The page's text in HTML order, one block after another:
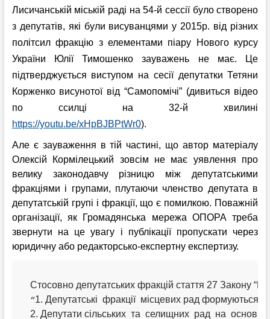
Лисичанській міській раді на 54-й сессії було створено
з депутатів, які були висуванцями у 2015р. від різних
політсил фракцію з елементами піару Нового курсу
України Юлії Тимошенко зауважень не має. Це
підтверджується виступом на сесії депутатки Тетяни
Корженко висунотої від “Самопомічі” (дивиться відео
по ссилці на 32-й хвилині
https://youtu.be/xHpBJBPtWr0).
Але є зауваження в тій частині, що автор матеріалу
Олексій Кормілецький зовсім не має уявлення про
велику законодавчу різницю між депутатськими
фракціями і групами, плутаючи членство депутата в
депутатській групі і фракції, що є помилкою. Поважній
організації, як Громадянська мережа ОПОРА треба
звернути на це увагу і публікації пропускати через
юридичну або редакторсько-експертну експертизу.
Стосовно депутатських фракцій стаття 27 Закону
“1. Депутатські  фракції  місцевих рад формуються
2. Депутати сільських  та  селищних  рад  на  основі